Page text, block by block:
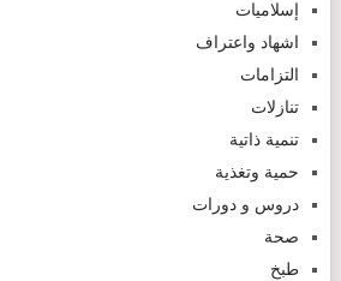
إسلاميات
اشهاد واعتراف
التزامات
تنازلات
تنمية ذاتية
حمية وتغذية
دروس و دورات
صحة
طبخ